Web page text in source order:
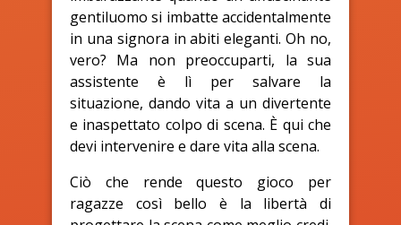
gentiluomo si imbatte accidentalmente
in una signora in abiti eleganti. Oh no,
vero? Ma non preoccuparti, la sua
assistente è lì per salvare la
situazione, dando vita a un divertente
e inaspettato colpo di scena. È qui che
devi intervenire e dare vita alla scena.
Ciò che rende questo gioco per
ragazze così bello è la libertà di